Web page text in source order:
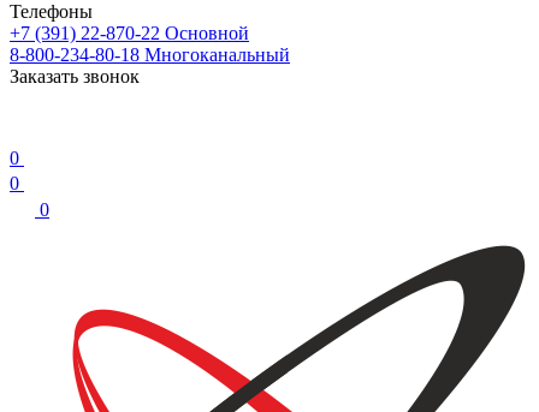
Телефоны
+7 (391) 22-870-22 Основной
8-800-234-80-18 Многоканальный
Заказать звонок
0
0
0